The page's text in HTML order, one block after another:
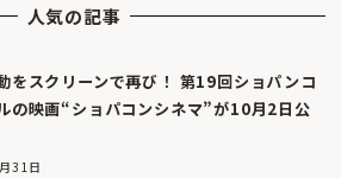
人気の記事
をスクリーンで再び！ 第19回ショパンコ
の映画“ショパコンシネマ”が10月2日公
31日